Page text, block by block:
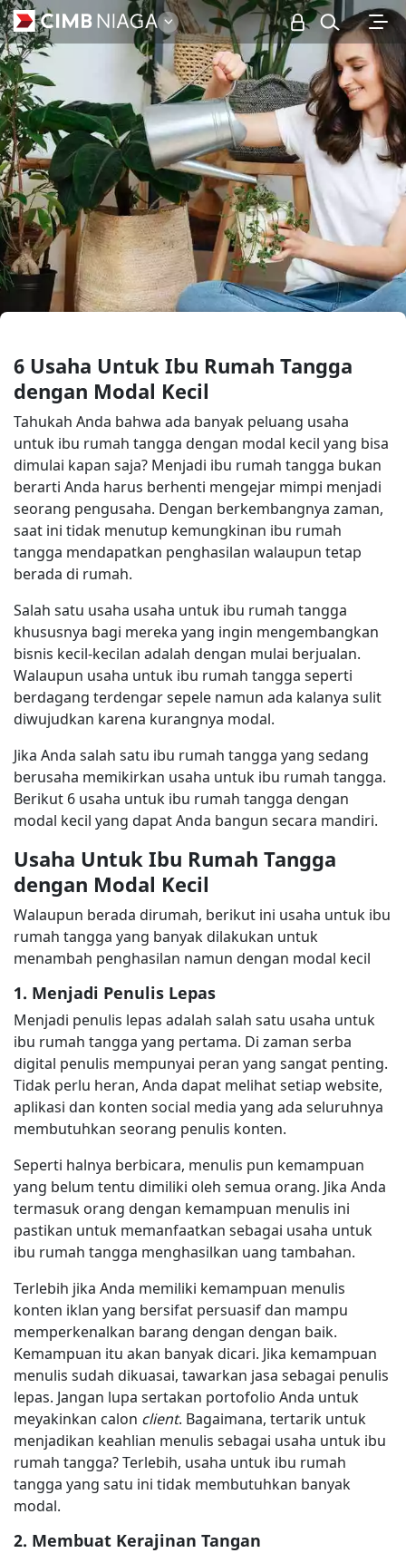
Personal
6 Usaha Untuk Ibu Rumah Tangga
dengan Modal Kecil
Tahukah Anda bahwa ada banyak peluang usaha
untuk ibu rumah tangga dengan modal kecil yang bisa
dimulai kapan saja? Menjadi ibu rumah tangga bukan
berarti Anda harus berhenti mengejar mimpi menjadi
seorang pengusaha. Dengan berkembangnya zaman,
saat ini tidak menutup kemungkinan ibu rumah
tangga mendapatkan penghasilan walaupun tetap
berada di rumah.
Salah satu usaha usaha untuk ibu rumah tangga
khususnya bagi mereka yang ingin mengembangkan
bisnis kecil-kecilan adalah dengan mulai berjualan.
Walaupun usaha untuk ibu rumah tangga seperti
berdagang terdengar sepele namun ada kalanya sulit
diwujudkan karena kurangnya modal.
Jika Anda salah satu ibu rumah tangga yang sedang
berusaha memikirkan usaha untuk ibu rumah tangga.
Berikut 6 usaha untuk ibu rumah tangga dengan
modal kecil yang dapat Anda bangun secara mandiri.
Usaha Untuk Ibu Rumah Tangga
dengan Modal Kecil
Walaupun berada dirumah, berikut ini usaha untuk ibu
rumah tangga yang banyak dilakukan untuk
menambah penghasilan namun dengan modal kecil
1. Menjadi Penulis Lepas
Menjadi penulis lepas adalah salah satu usaha untuk
ibu rumah tangga yang pertama. Di zaman serba
digital penulis mempunyai peran yang sangat penting.
Tidak perlu heran, Anda dapat melihat setiap website,
aplikasi dan konten social media yang ada seluruhnya
membutuhkan seorang penulis konten.
Seperti halnya berbicara, menulis pun kemampuan
yang belum tentu dimiliki oleh semua orang. Jika Anda
termasuk orang dengan kemampuan menulis ini
pastikan untuk memanfaatkan sebagai usaha untuk
ibu rumah tangga menghasilkan uang tambahan.
Terlebih jika Anda memiliki kemampuan menulis
konten iklan yang bersifat persuasif dan mampu
memperkenalkan barang dengan dengan baik.
Kemampuan itu akan banyak dicari. Jika kemampuan
menulis sudah dikuasai, tawarkan jasa sebagai penulis
lepas. Jangan lupa sertakan portofolio Anda untuk
meyakinkan calon client. Bagaimana, tertarik untuk
menjadikan keahlian menulis sebagai usaha untuk ibu
rumah tangga? Terlebih, usaha untuk ibu rumah
tangga yang satu ini tidak membutuhkan banyak
modal.
2. Membuat Kerajinan Tangan